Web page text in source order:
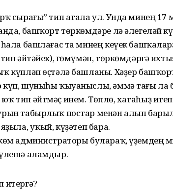
сырағы” тип атала ул. Унда минең
башҡорт төркөмдәре лә әлегеләй
һала башлағас та минең кеүек
әйтәйек), ғөмүмән, төркөмдәргә
күпләп өҫтәлә башланы. Хәҙер
күп, шуныһы ҡыуаныслы, әммә тағы ла
тип әйтмәҫ инем. Төплө, хатаһыҙ
табырлыҡ постар менән алып
уҡый, күҙәтеп бара.
администраторы булараҡ, үҙемдең
аламдыр.
итергә?